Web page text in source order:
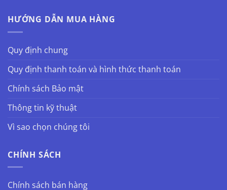
HƯỚNG DẪN MUA HÀNG
Quy định chung
Quy định thanh toán và hình thức thanh toán
Chính sách Bảo mật
Thông tin kỹ thuật
Vì sao chọn chúng tôi
CHÍNH SÁCH
Chính sách bán hàng